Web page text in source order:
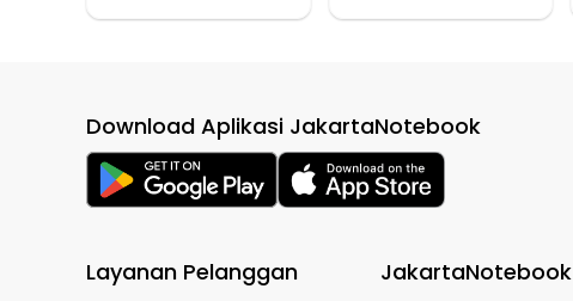
Download Aplikasi JakartaNotebook
Layanan Pelanggan JakartaNotebook